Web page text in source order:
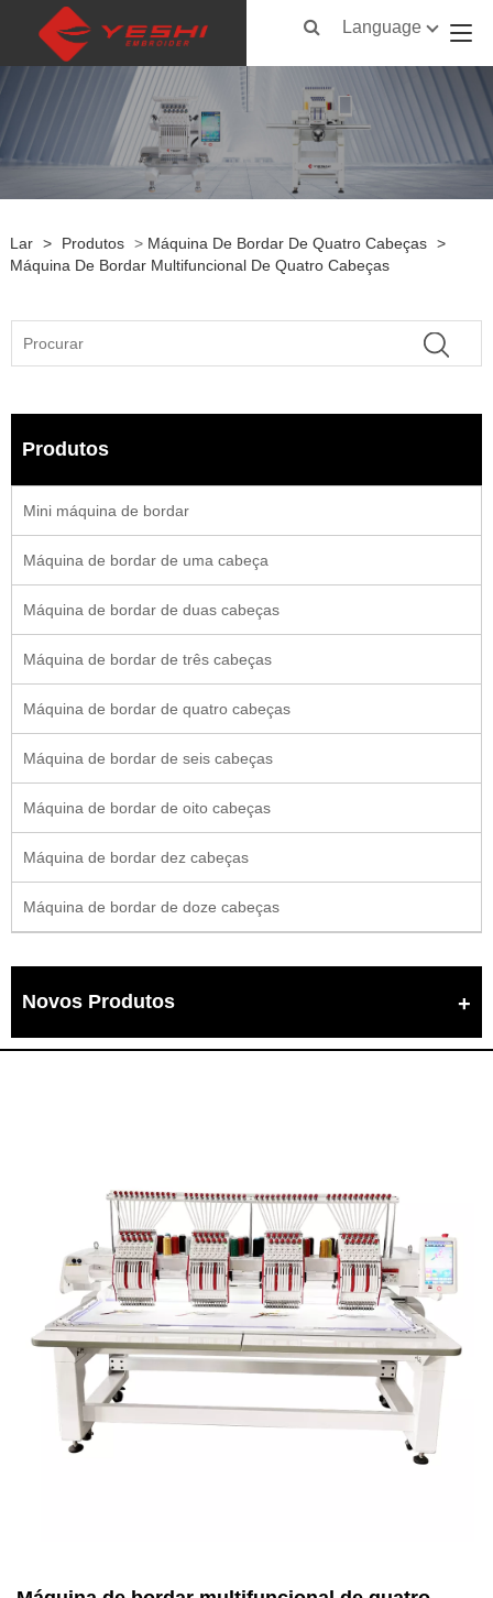
Language
Lar > Produtos > Máquina De Bordar De Quatro Cabeças >
Máquina De Bordar Multifuncional De Quatro Cabeças
Produtos
Mini máquina de bordar
Máquina de bordar de uma cabeça
Máquina de bordar de duas cabeças
Máquina de bordar de três cabeças
Máquina de bordar de quatro cabeças
Máquina de bordar de seis cabeças
Máquina de bordar de oito cabeças
Máquina de bordar dez cabeças
Máquina de bordar de doze cabeças
Novos Produtos